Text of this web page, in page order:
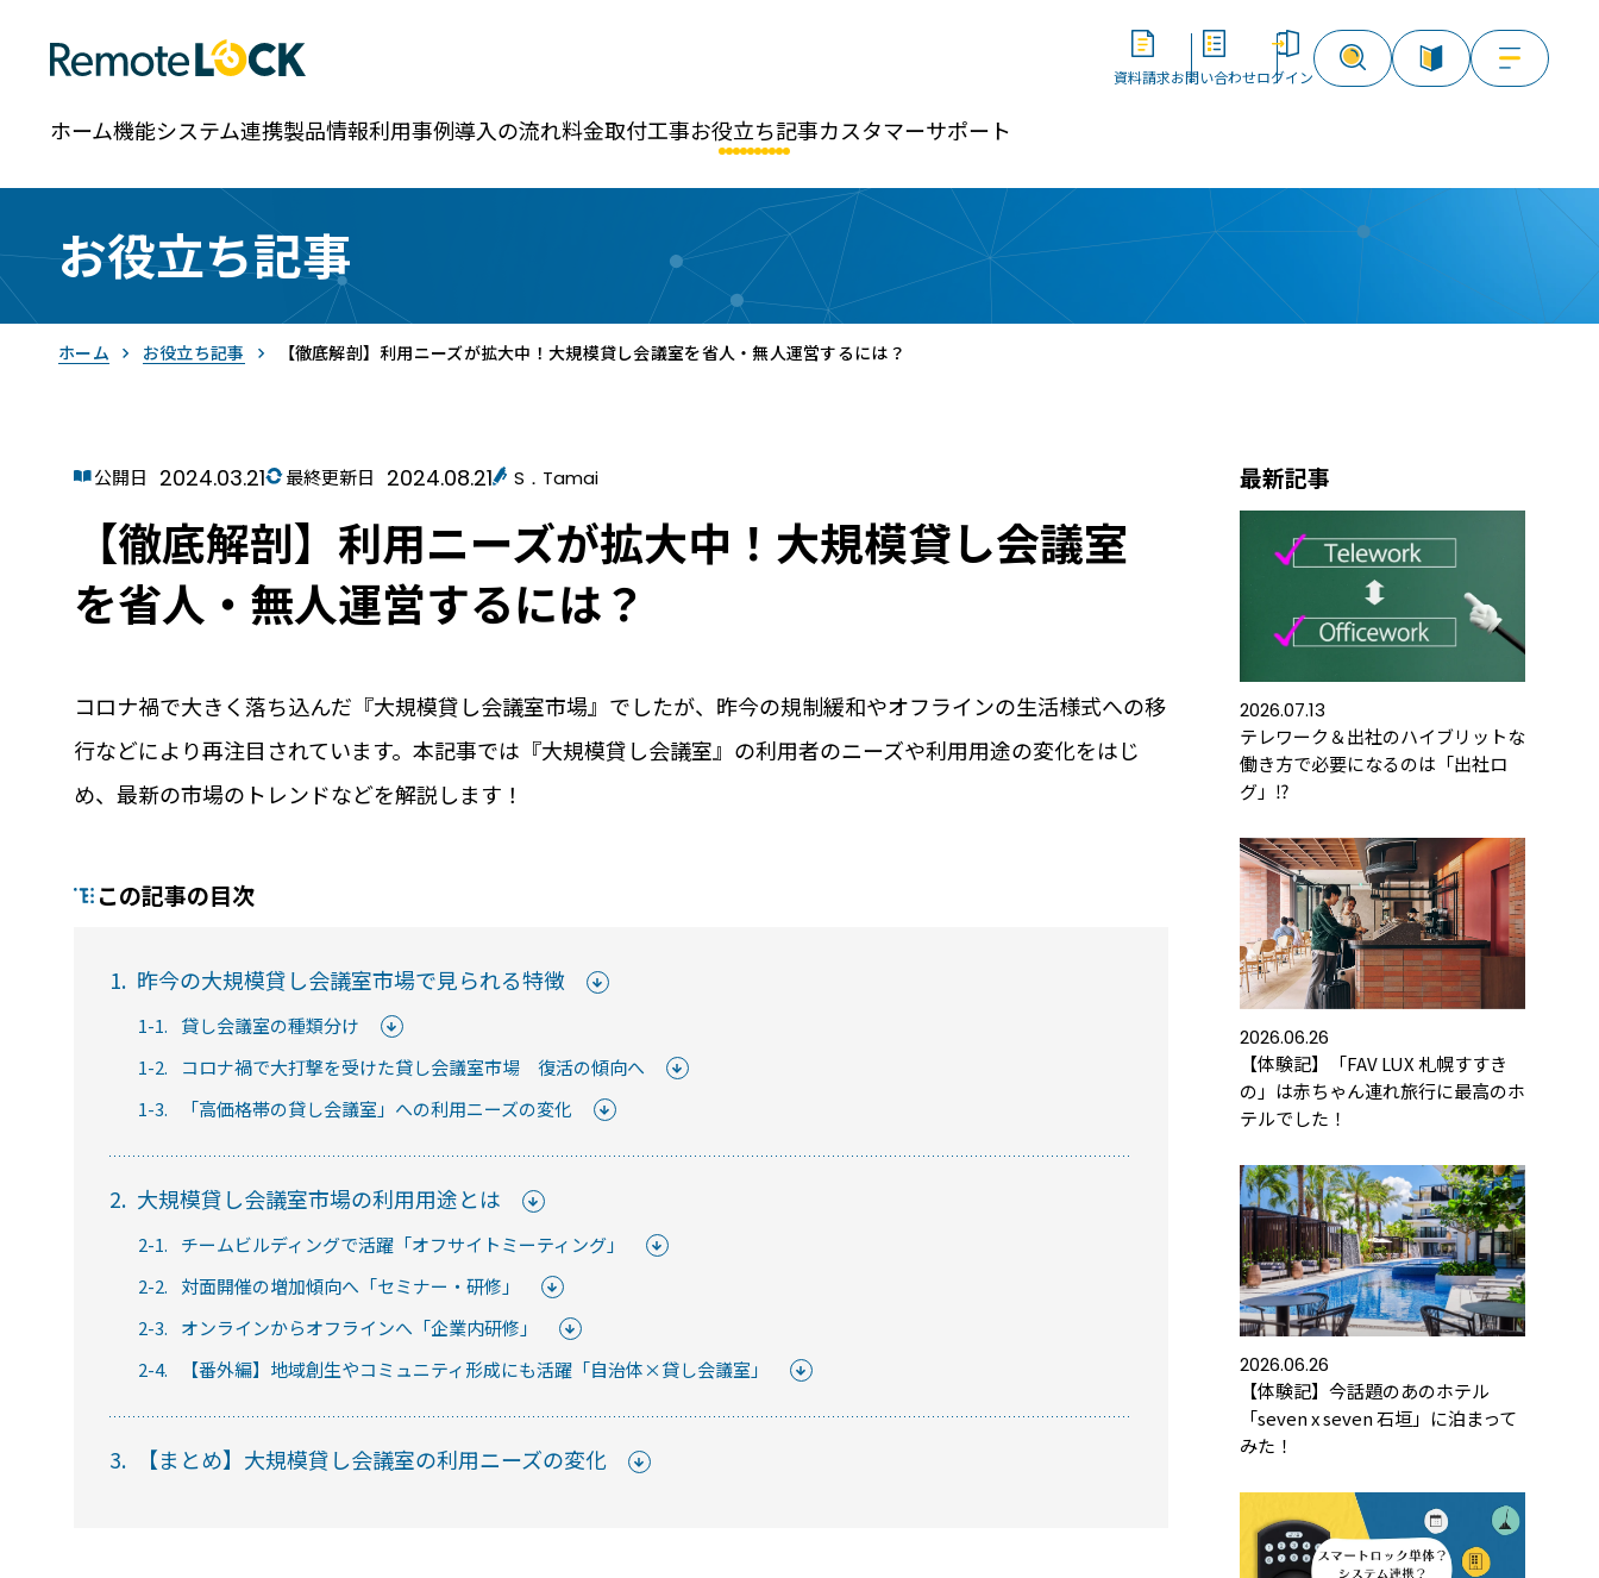
お役立ち記事
【徹底解剖】利用ニーズが拡大中！大規模貸し会議室を省人・無人運営するには？
お役立ち記事
ホーム
公開日 2024.03.21 最終更新日 2024.08.21 S．Tamai
【徹底解剖】利用ニーズが拡大中！大規模貸し会議室
を省人・無人運営するには？
コロナ禍で大きく落ち込んだ『大規模貸し会議室市場』でしたが、昨今の規制緩和やオフラインの生活様式への移
行などにより再注目されています。本記事では『大規模貸し会議室』の利用者のニーズや利用用途の変化をはじ
め、最新の市場のトレンドなどを解説します！
この記事の目次
1. 昨今の大規模貸し会議室市場で見られる特徴
1-1. 貸し会議室の種類分け
1-2.
コロナ禍で大打撃を受けた貸し会議室市場 復活の傾向へ
1-3.
「高価格帯の貸し会議室」への利用ニーズの変化
2. 大規模貸し会議室市場の利用用途とは
2-1. チームビルディングで活躍「オフサイトミーティング」
2-2. 対面開催の増加傾向へ「セミナー・研修」
2-3. オンラインからオフラインへ「企業内研修」
2-4.
【番外編】地域創生やコミュニティ形成にも活躍「自治体×貸し会議室」
3. 【まとめ】大規模貸し会議室の利用ニーズの変化
最新記事
2026.07.13
テレワーク＆出社のハイブリットな
働き方で必要になるのは「出社ロ
グ」⁉
2026.06.26
【体験記】「FAV LUX 札幌すすき
の」は赤ちゃん連れ旅行に最高のホ
テルでした！
2026.06.26
【体験記】今話題のあのホテル
「seven x seven 石垣」に泊まって
みた！
資料請求お問い合わせログイン
ホーム機能システム連携製品情報利用事例導入の流れ料金取付工事お役立ち記事カスタマーサポート
資料請求お問い合わせログイン
RemoteLOCK
機能
できるの？をご紹介します
詳しくみる
利用事例
詳しくみる
お客さまから寄せられた
ご質問をご紹介します
詳しくみる
RemoteLOCKの活用術や業界別の最新事例をご紹介など、不定期で開催し
ています。
常時公開中
5分でわかる！RemoteLOCKの特徴と機能について
3分でわかる！RemoteLOCK機種の選び方動画
はじめての方におすすめの記事
スマートロックと結露・錆（サビ）の問題を徹底解説！
防水・防錆について知っておきたいこと
【まとめ】スマートロック解説 今年度こそ、ビジネス
スマートロックとは？カギのIoT化、仕組みとメリットを